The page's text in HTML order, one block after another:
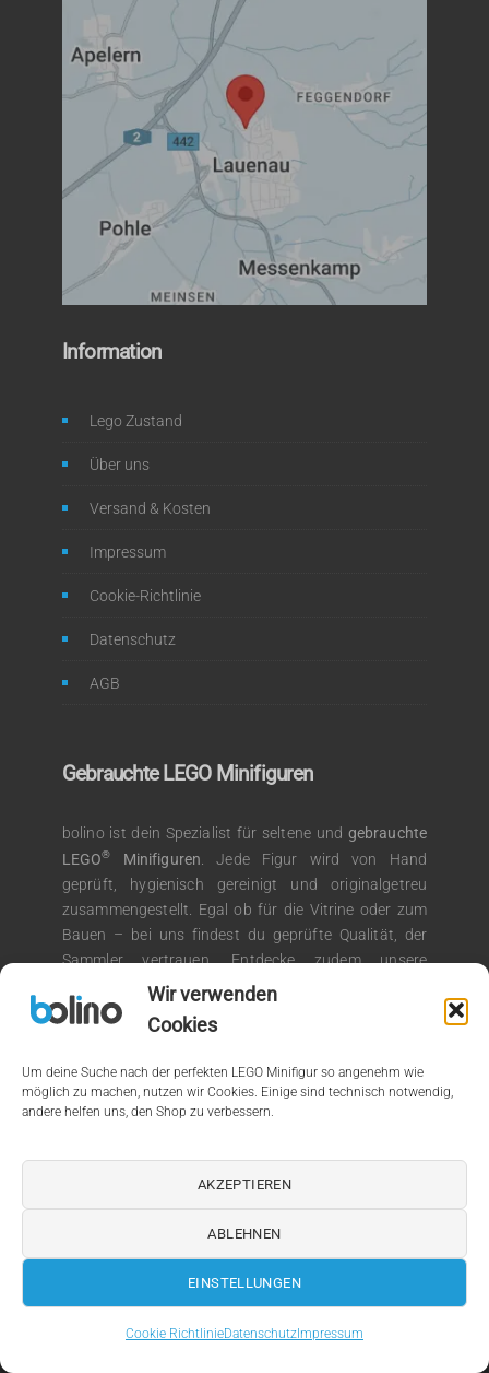
Wir verwenden
Cookies
Um deine Suche nach der perfekten LEGO Minifigur so angenehm wie
möglich zu machen, nutzen wir Cookies. Einige sind technisch notwendig,
andere helfen uns, den Shop zu verbessern.
AKZEPTIEREN
ABLEHNEN
EINSTELLUNGEN
Cookie RichtlinieDatenschutz Impressum
Information
Lego Zustand
Über uns
Versand & Kosten
Impressum
Cookie-Richtlinie
Datenschutz
AGB
Gebrauchte LEGO Minifiguren
bolino ist dein Spezialist für seltene und gebrauchte
LEGO® Minifiguren. Jede Figur wird von Hand
geprüft, hygienisch gereinigt und originalgetreu
zusammengestellt. Egal ob für die Vitrine oder zum
Bauen – bei uns findest du geprüfte Qualität, der
Sammler vertrauen. Entdecke zudem unsere
Auswahl an LEGO Kiloware für kreative
Bauprojekte.
Kein Mehrwertsteuerausweis, da Kleinunternehmer nach §19
(1) UStG.
PayPal Bank
Transfer
Apple
Pay
Google Amazon
Star Wars Minifiguren|Ninjago Figuren